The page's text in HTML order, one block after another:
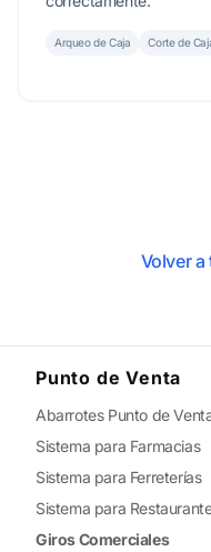
Arqueo de Caja Corte de
Volver
Punto de Venta
Abarrotes Punto de
Sistema para Farmacias
Sistema para Ferreterías
Sistema para
Giros Comerciales